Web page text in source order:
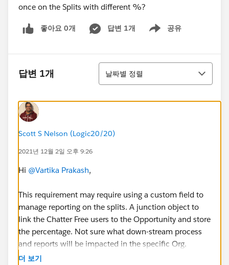
once on the Splits with different %?
좋아요 0개 답변 1개 공유
Show menu
답변 1개
정렬
날짜별 정렬
Scott S Nelson (Logic20/20)
2021년 12월 2일 오후 9:26
Hi @Vartika Prakash,
This requirement may require using a custom field to
manage reporting on the splits. A junction object to
link the Chatter Free users to the Opportunity and store
the percentage. Not sure what down-stream process
and reports will be impacted in the specific Org.
더 보기